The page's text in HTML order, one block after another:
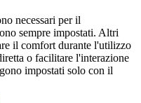
necessari per il
sempre impostati. Altri
il comfort durante l'utilizzo
o facilitare l'interazione
impostati solo con il